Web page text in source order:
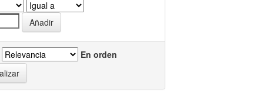
En orden